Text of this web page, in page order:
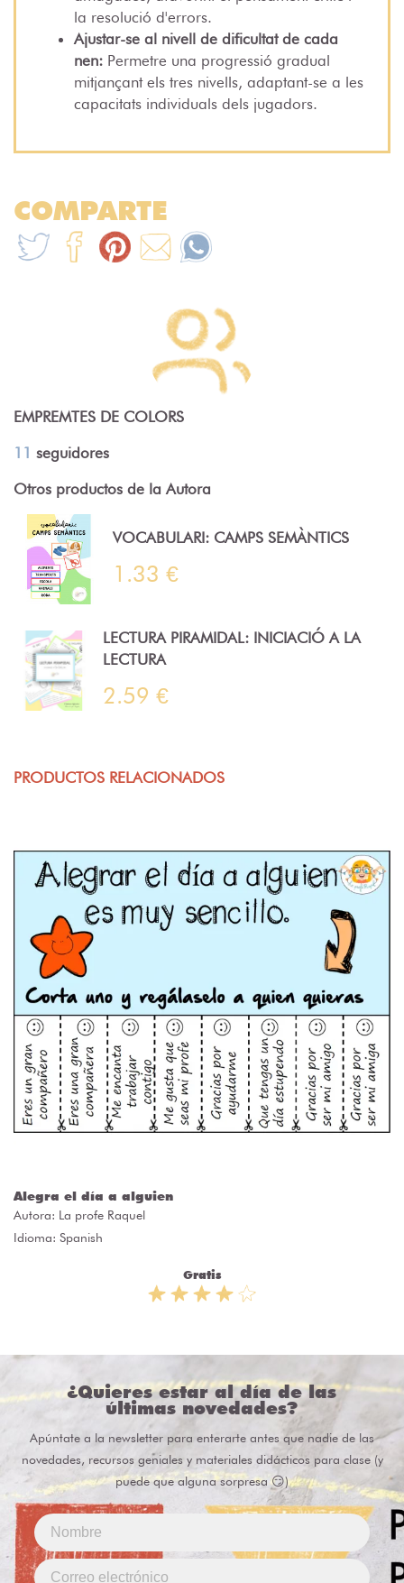
la resolució d'errors.
Ajustar-se al nivell de dificultat de cada
nen: Permetre una progressió gradual
mitjançant els tres nivells, adaptant-se a les
capacitats individuals dels jugadors.
COMPARTE
EMPREMTES DE COLORS
11 seguidores
Otros productos de la Autora
VOCABULARI: CAMPS SEMÀNTICS
1.33 €
LECTURA PIRAMIDAL: INICIACIÓ A LA
LECTURA
2.59 €
PRODUCTOS RELACIONADOS
Alegra el día a alguien
Autora: La profe Raquel
Idioma: Spanish
Gratis
¿Quieres estar al día de las
últimas novedades?
Apúntate a la newsletter para enterarte antes que nadie de las
novedades, recursos geniales y materiales didácticos para clase (y
puede que alguna sorpresa 😏)